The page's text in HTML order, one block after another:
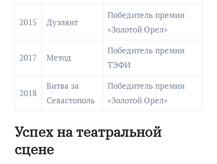
2015 Дуэлянт
Победитель премии
«Золотой Орел»
2017 Метод
Победитель премии
ТЭФИ
2018
Битва за
Севастополь
Победитель премии
«Золотой Орел»
Успех на театральной
сцене